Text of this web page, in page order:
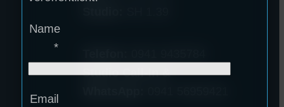
Studio Call-In &
Name
*
Email